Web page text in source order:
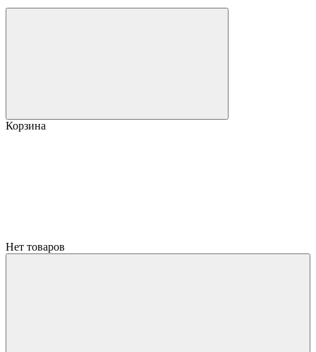
Корзина
Нет товаров